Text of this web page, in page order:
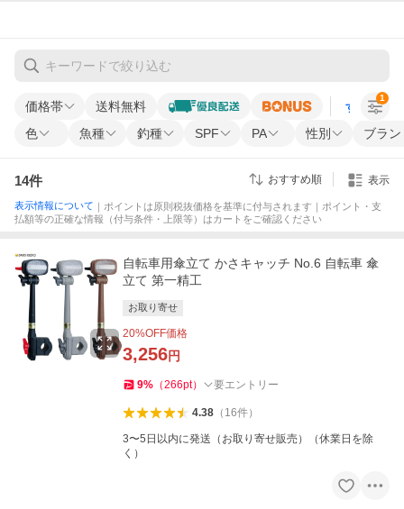
価格帯 送料無料 すべての条
色 魚種 釣種 SPF PA 性別 ブラン
1
14件 おすすめ順 表示
表示情報について ｜ポイントは原則税抜価格を基準に付与されます｜ポイント・支
払額等の正確な情報（付与条件・上限等）はカートをご確認ください
自転車用傘立て かさキャッチ No.6 自転車 傘
立て 第一精工
お取り寄せ
20%OFF価格
3,256円
9% （266pt） 要エントリー
4.38（ 16件）
3〜5日以内に発送（お取り寄せ販売）（休業日を除
く）